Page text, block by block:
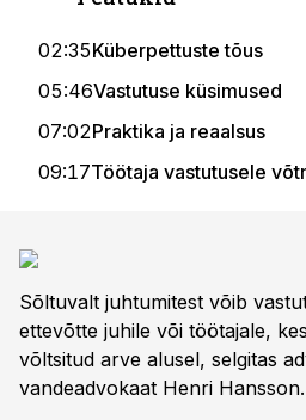
02:35Küberpettuste tõus
05:46Vastutuse küsimused
07:02Praktika ja reaalsus
09:17Töötaja vastutusele
Sõltuvalt juhtumitest võib
ettevõtte juhile või töötajale,
võltsitud arve alusel, selgitas
vandeadvokaat Henri Hansson.